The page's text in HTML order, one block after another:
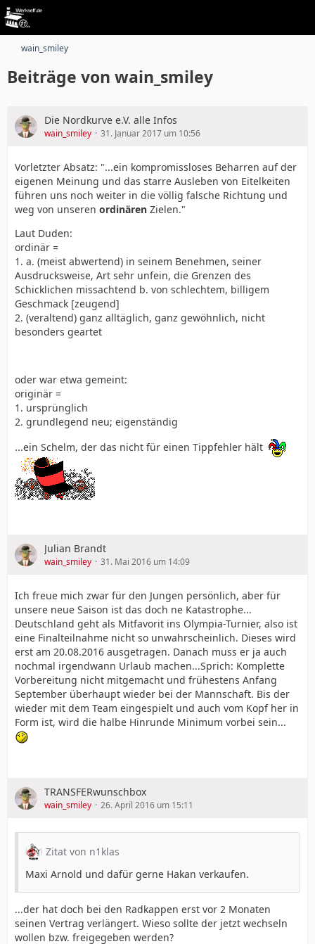
wain_smiley
Beiträge von wain_smiley
Die Nordkurve e.V. alle Infos
wain_smiley 31. Januar 2017 um 10:56
Vorletzter Absatz: "...ein kompromissloses Beharren auf der
eigenen Meinung und das starre Ausleben von Eitelkeiten
führen uns noch weiter in die völlig falsche Richtung und
weg von unseren ordinären Zielen."
Laut Duden:
ordinär =
1. a. (meist abwertend) in seinem Benehmen, seiner
Ausdrucksweise, Art sehr unfein, die Grenzen des
Schicklichen missachtend b. von schlechtem, billigem
Geschmack [zeugend]
2. (veraltend) ganz alltäglich, ganz gewöhnlich, nicht
besonders geartet
oder war etwa gemeint:
originär =
1. ursprünglich
2. grundlegend neu; eigenständig
...ein Schelm, der das nicht für einen Tippfehler hält
Julian Brandt
wain_smiley 31. Mai 2016 um 14:09
Ich freue mich zwar für den Jungen persönlich, aber für
unsere neue Saison ist das doch ne Katastrophe...
Deutschland geht als Mitfavorit ins Olympia-Turnier, also ist
eine Finalteilnahme nicht so unwahrscheinlich. Dieses wird
erst am 20.08.2016 ausgetragen. Danach muss er ja auch
nochmal irgendwann Urlaub machen...Sprich: Komplette
Vorbereitung nicht mitgemacht und frühestens Anfang
September überhaupt wieder bei der Mannschaft. Bis der
wieder mit dem Team eingespielt und auch vom Kopf her in
Form ist, wird die halbe Hinrunde Minimum vorbei sein...
TRANSFERwunschbox
wain_smiley 26. April 2016 um 15:11
Zitat von n1klas
Maxi Arnold und dafür gerne Hakan verkaufen.
...der hat doch bei den Radkappen erst vor 2 Monaten
seinen Vertrag verlängert. Wieso sollte der jetzt wechseln
wollen bzw. freigegeben werden?